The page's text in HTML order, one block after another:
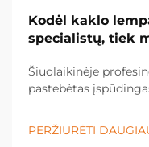
Kodėl kaklo
specialistų, tiek
Šiuolaikinėje
pastebėtas
tapo būtina įranga
asmeninėse srityse.
PERŽIŪRĖTI